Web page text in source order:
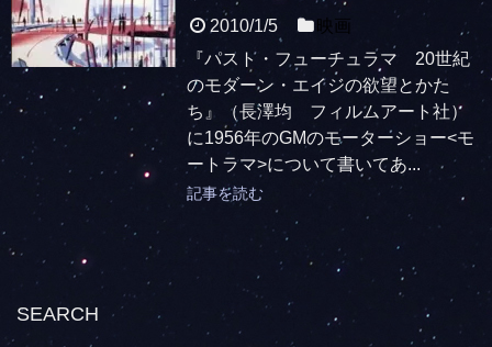
2010/1/5
映画
『パスト・フューチュラマ 20世紀
のモダーン・エイジの欲望とかた
ち』（長澤均 フィルムアート社）
に1956年のGMのモーターショー<モ
ートラマ>について書いてあ...
記事を読む
SEARCH